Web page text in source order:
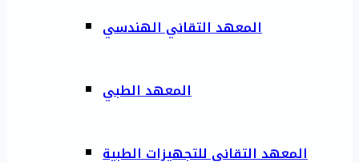
المعهد التقاني الهندسي
المعهد الطبي
المعهد التقاني للتجهيزات الطبية